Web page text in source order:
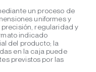
un proceso de
uniformes y
regularidad y
indicado
del producto; la
en la caja puede
previstos por las